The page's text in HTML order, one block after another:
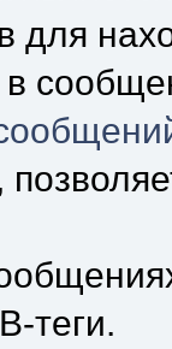
для
теги.